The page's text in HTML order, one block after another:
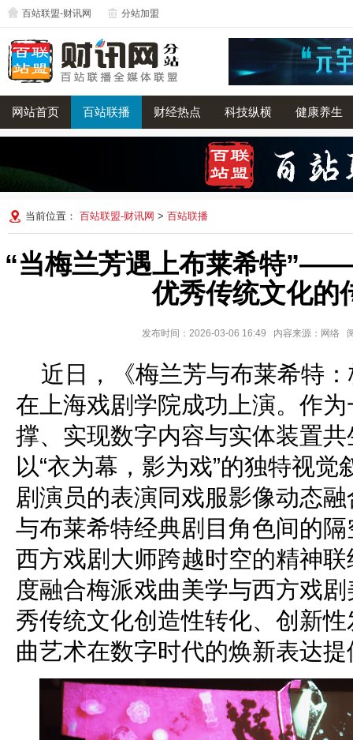
百站联盟-财讯网 分站加盟
网站首页 百站联播 财经热点 科技纵横 健康养生
当前位置： 百站联盟-财讯网 > 百站联播
“当梅兰芳遇上布莱希特
优秀传统文化的
发布时间：2026-03-06 16:49 内容来源：网络
近日，《梅兰芳与布莱希特
在上海戏剧学院成功上演。作
撑、实现数字内容与实体装置
以“衣为幕，影为戏”的独特视
剧演员的表演同戏服影像动态
与布莱希特经典剧目角色间的
西方戏剧大师跨越时空的精神
度融合梅派戏曲美学与西方戏
秀传统文化创造性转化、创新
曲艺术在数字时代的焕新表达